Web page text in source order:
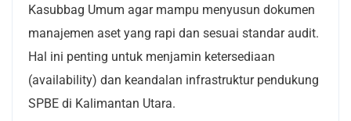
Kasubbag Umum agar mampu menyusun dokumen
manajemen aset yang rapi dan sesuai standar audit.
Hal ini penting untuk menjamin ketersediaan
(availability) dan keandalan infrastruktur pendukung
SPBE di Kalimantan Utara.